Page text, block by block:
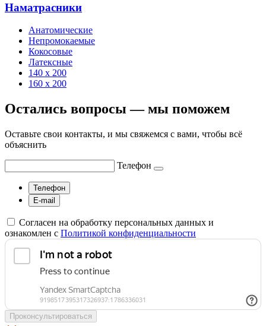
Наматрасники
Анатомические
Непромокаемые
Кокосовые
Латексные
140 х 200
160 х 200
Остались вопросы — мы поможем
Оставьте свои контакты, и мы свяжемся с вами, чтобы всё
объяснить
Телефон
Телефон
E-mail
Согласен на обработку персональных данных и
ознакомлен с Политикой конфиденциальности
Проконсультироваться